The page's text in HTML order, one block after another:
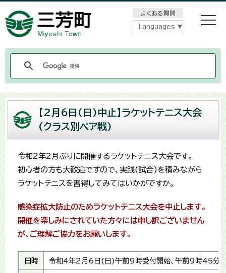
よくある質問
Languages
【2月6日(日)中止】ラケットテニス大会
(クラス別ペア戦)
令和2年2月ぶりに開催するラケットテニス大会です。
初心者の方も大歓迎ですので、実践(試合)を積みながら
ラケットテニスを習得してみてはいかがですか。
感染症拡大防止のためラケットテニス大会を中止します。
開催を楽しみにされていた方々には申し訳ございません
が、ご理解ご協力をお願いします。
日時 令和4年2月6日(日)午前9時受付開始、午前9時45分